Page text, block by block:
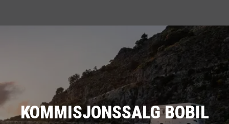
KOMMISJONSSALG BOBIL